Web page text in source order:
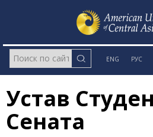
ENG РУС
Устав
Сената